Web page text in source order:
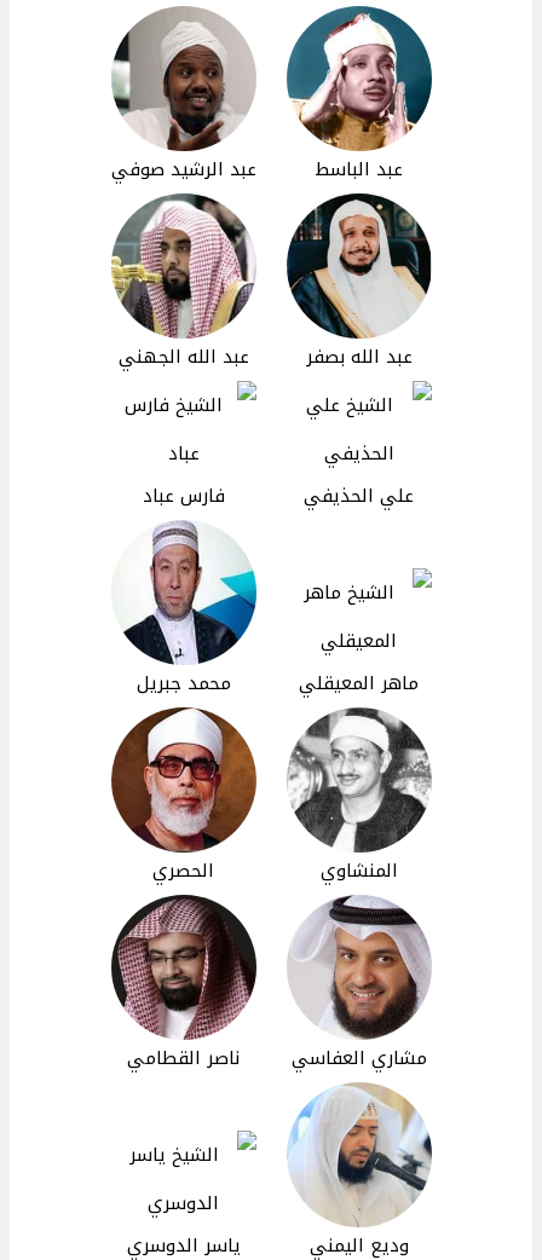
عبد الباسط عبد الرشيد صوفي
عبد الله بصفر عبد الله الجهني
علي الحذيفي فارس عباد
ماهر المعيقلي محمد جبريل
المنشاوي الحصري
مشاري العفاسي ناصر القطامي
وديع اليمني ياسر الدوسري